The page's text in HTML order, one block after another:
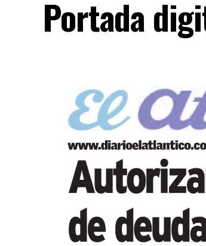
Portada